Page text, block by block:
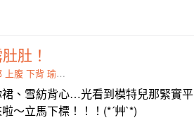
肚！
上腹 下背 瑜伽
、雪紡背心…光看到模特兒那緊實平
～立馬下標！！！(*´艸`*)